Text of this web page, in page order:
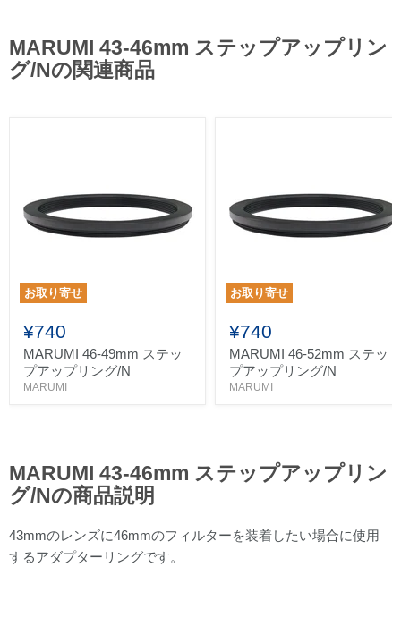
MARUMI 43-46mm ステップアップリン
グ/Nの関連商品
お取り寄せ
¥740
MARUMI 46-49mm ステッ
プアップリング/N
MARUMI
お取り寄せ
¥740
MARUMI 46-52mm ステッ
プアップリング/N
MARUMI
MARUMI 43-46mm ステップアップリン
グ/Nの商品説明
43mmのレンズに46mmのフィルターを装着したい場合に使用
するアダプターリングです。